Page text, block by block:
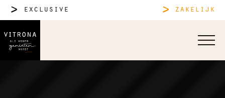
exclusive zakelijk